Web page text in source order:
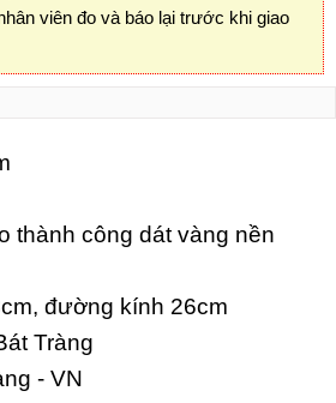
viên đo và báo lại trước khi giao
thành công dát vàng nền
đường kính 26cm
Tràng
- VN